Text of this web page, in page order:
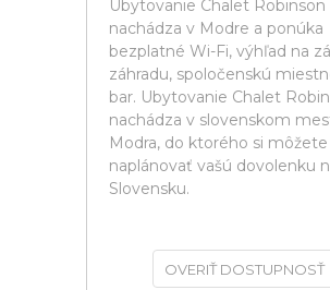
Ubytovanie Chalet Robinson
nachádza v Modre a ponúka
bezplatné Wi-Fi, výhľad na
záhradu, spoločenskú
bar. Ubytovanie Chalet
nachádza v slovenskom
Modra, do ktorého si môžete
naplánovať vašú dovolenku
Slovensku.
OVERIŤ DOSTUPNOSŤ